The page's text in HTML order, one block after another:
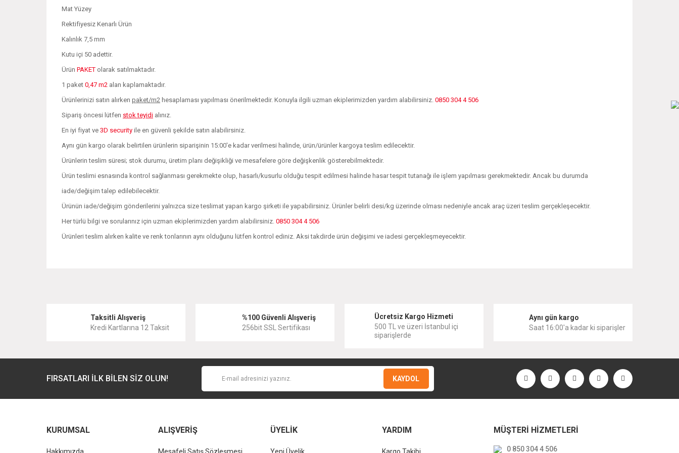
Mat Yüzey
Rektifiyesiz Kenarlı Ürün
Kalınlık 7,5 mm
Kutu içi 50 adettir.
Ürün PAKET olarak satılmaktadır.
1 paket 0,47 m2 alan kaplamaktadır.
Ürünlerinizi satın alırken paket/m2 hesaplaması yapılması önerilmektedir. Konuyla ilgili uzman ekiplerimizden yardım alabilirsiniz. 0850 304 4 506
Sipariş öncesi lütfen stok teyidi alınız.
En iyi fiyat ve 3D security ile en güvenli şekilde satın alabilirsiniz.
Aynı gün kargo olarak belirtilen ürünlerin siparişinin 15:00'e kadar verilmesi halinde, ürün/ürünler kargoya teslim edilecektir.
Ürünlerin teslim süresi; stok durumu, üretim planı değişikliği ve mesafelere göre değişkenlik gösterebilmektedir.
Ürün teslimi esnasında kontrol sağlanması gerekmekte olup, hasarlı/kusurlu olduğu tespit edilmesi halinde hasar tespit tutanağı ile işlem yapılması gerekmektedir. Ancak bu durumda
iade/değişim talep edilebilecektir.
Ürünün iade/değişim gönderilerini yalnızca size teslimat yapan kargo şirketi ile yapabilirsiniz. Ürünler belirli desi/kg üzerinde olması nedeniyle ancak araç üzeri teslim gerçekleşecektir.
Her türlü bilgi ve sorularınız için uzman ekiplerimizden yardım alabilirsiniz. 0850 304 4 506
Ürünleri teslim alırken kalite ve renk tonlarının aynı olduğunu lütfen kontrol ediniz. Aksi takdirde ürün değişimi ve iadesi gerçekleşmeyecektir.
Ürün resmi kalitesiz, bozuk veya görüntülenemiyor.
Ürün fiyatı diğer sitelerden daha pahalı.
Taksitli Alışveriş
Kredi Kartlarına 12 Taksit
%100 Güvenli Alışveriş
256bit SSL Sertifikası
Ücretsiz Kargo Hizmeti
500 TL ve üzeri İstanbul içi
siparişlerde
Aynı gün kargo
Saat 16:00'a kadar ki siparişler
FIRSATLARI İLK BİLEN SİZ OLUN! KAYDOL
KURUMSAL ALIŞVERİŞ ÜYELİK YARDIM MÜŞTERİ HİZMETLERİ
0 850 304 4 506